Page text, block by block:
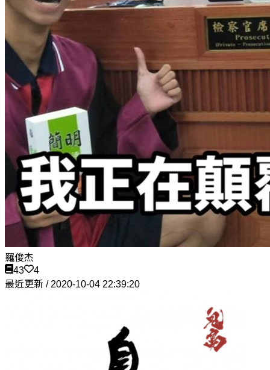
羅俊杰
43
4
最近更新 / 2020-10-04 22:39:20